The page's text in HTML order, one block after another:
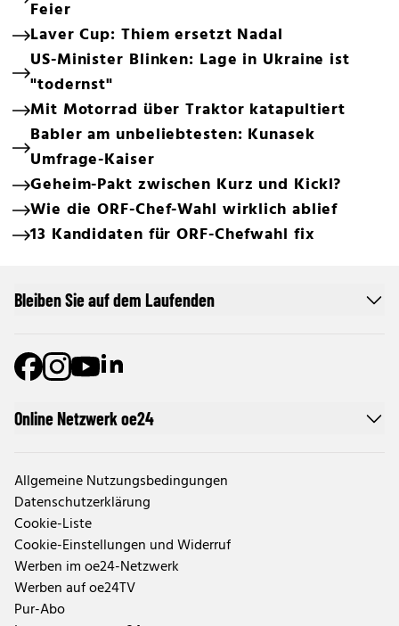
Feier
Laver Cup: Thiem ersetzt Nadal
US-Minister Blinken: Lage in Ukraine ist
"todernst"
Mit Motorrad über Traktor katapultiert
Babler am unbeliebtesten: Kunasek
Umfrage-Kaiser
Geheim-Pakt zwischen Kurz und Kickl?
Wie die ORF-Chef-Wahl wirklich ablief
13 Kandidaten für ORF-Chefwahl fix
Online Netzwerk oe24
Allgemeine Nutzungsbedingungen
Datenschutzerklärung
Cookie-Liste
Cookie-Einstellungen und Widerruf
Werben im oe24-Netzwerk
Werben auf oe24TV
Pur-Abo
Bleiben Sie auf dem Laufenden